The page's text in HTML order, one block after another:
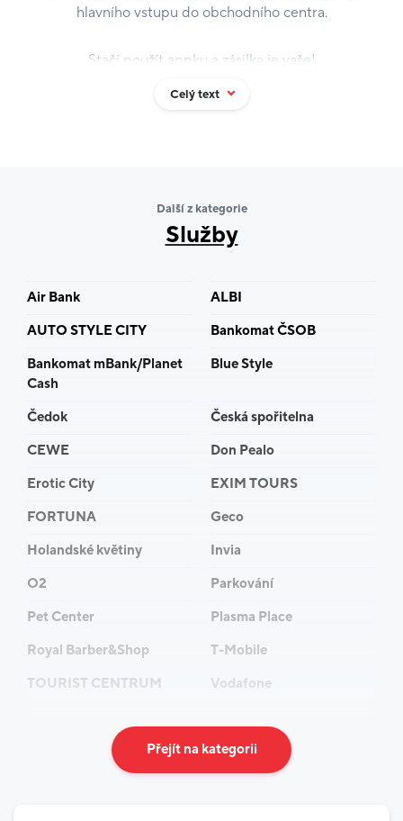
hlavního vstupu do obchodního centra.
Stačí použít appku a zásilka je vaše!
Celý text
Další z kategorie
Služby
Air Bank
ALBI
AUTO STYLE CITY
Bankomat ČSOB
Bankomat mBank/Planet
Cash
Blue Style
Čedok
Česká spořitelna
CEWE
Don Pealo
Erotic City
EXIM TOURS
FORTUNA
Geco
Holandské květiny
Invia
O2
Parkování
Pet Center
Plasma Place
Royal Barber&Shop
T-Mobile
TOURIST CENTRUM
Vodafone
Přejít na kategorii